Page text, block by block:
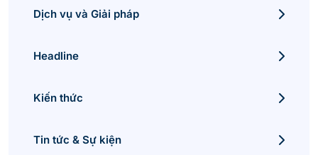
Dịch vụ và Giải pháp
Headline
Kiến thức
Tin tức & Sự kiện